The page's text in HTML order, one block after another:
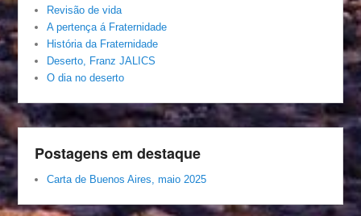
Revisão de vida
A pertença á Fraternidade
História da Fraternidade
Deserto, Franz JALICS
O dia no deserto
Postagens em destaque
Carta de Buenos Aires, maio 2025